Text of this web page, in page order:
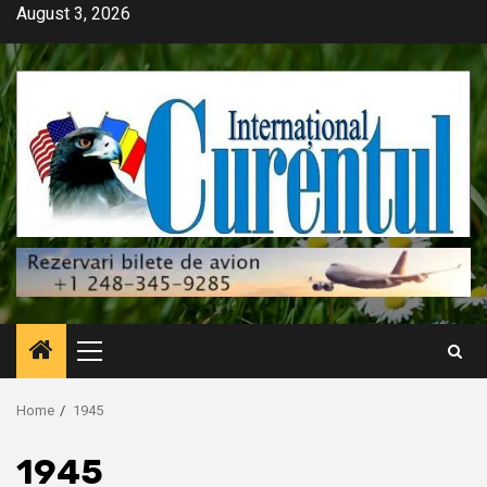
Skip
content
August 3, 2026
Primary
Menu
Home 1945
1945